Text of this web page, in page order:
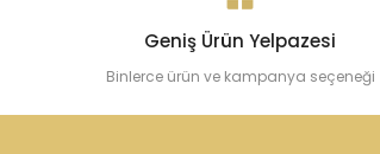
Geniş Ürün Yelpazesi
Binlerce ürün ve kampanya seçeneği